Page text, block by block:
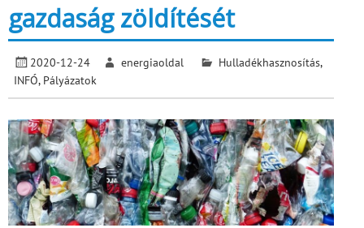
gazdaság zöldítését
2020-12-24 energiaoldal Hulladékhasznosítás,
INFÓ, Pályázatok